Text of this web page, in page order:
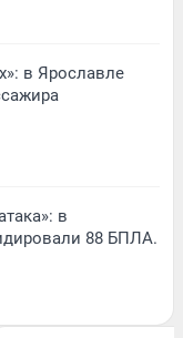
в Ярославле
в
88 БПЛА.